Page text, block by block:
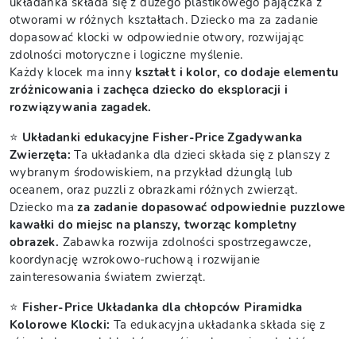
otworami w różnych kształtach. Dziecko ma za zadanie
dopasować klocki w odpowiednie otwory, rozwijając
zdolności motoryczne i logiczne myślenie.
Każdy klocek ma inny kształt i kolor, co dodaje elementu
zróżnicowania i zachęca dziecko do eksploracji i
rozwiązywania zagadek.
⭐ Układanki edukacyjne Fisher-Price Zgadywanka
Zwierzęta:Ta układanka dla dzieci składa się z planszy z
wybranym środowiskiem, na przykład dżunglą lub
oceanem, oraz puzzli z obrazkami różnych zwierząt.
Dziecko maza zadanie dopasować odpowiednie puzzlowe
kawałki do miejsc na planszy, tworząc kompletny
obrazek. Zabawka rozwija zdolności spostrzegawcze,
koordynację wzrokowo-ruchową i rozwijanie
zainteresowania światem zwierząt.
⭐ Fisher-Price Układanka dla chłopców Piramidka
Kolorowe Klocki: Ta edukacyjna układanka składa się z